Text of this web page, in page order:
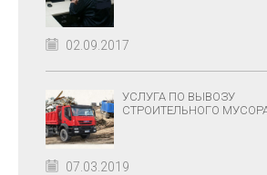
02.09.2017
УСЛУГА ПО ВЫВОЗУ
СТРОИТЕЛЬНОГО
07.03.2019